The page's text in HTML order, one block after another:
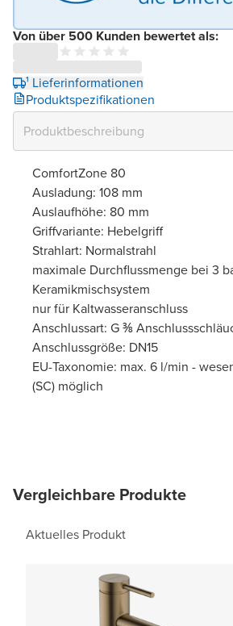
Von über 500 Kunden bewertet als:
¹ Lieferinformationen
Produktspezifikationen
ComfortZone 80
Ausladung: 108 mm
Auslaufhöhe: 80 mm
Griffvariante: Hebelgriff
Strahlart: Normalstrahl
maximale Durchflussmenge bei 3
Keramikmischsystem
nur für Kaltwasseranschluss
Anschlussart: G ⅜
Anschlussgröße: DN15
EU-Taxonomie: max. 6 l/min -
(SC) möglich
Vergleichbare Produkte
Aktuelles Produkt